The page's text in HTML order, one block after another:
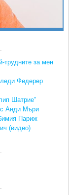
трудните за мен
Федерер
Шатрие”
Анди Мъри
Париж
(видео)